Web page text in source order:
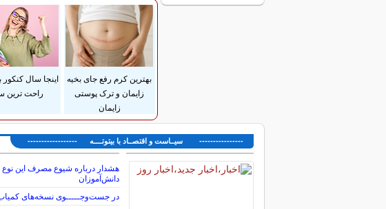
بهترین کرم رفع جای بخیه
زایمان و ترک پوستی
زایمان
اینجا سال کنکور
راحت ترین
---------------- سیــاست و اقتصــاد با بیتوتــــه ------------------
هشدار درباره شیوع مصرف این نوع
دانش‌آموزان
در جست‌وجـــــوی نسخه‌های